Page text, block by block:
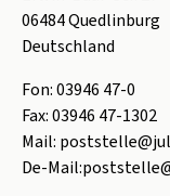
06484Quedlinburg
Deutschland
Fon:03946 47-0
Fax:03946 47-1302
Mail:
De-Mail: